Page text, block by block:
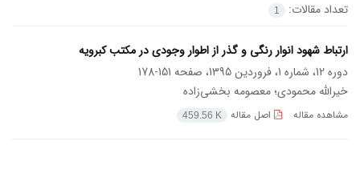
تعداد مقالات:
1
ارتباط شهود انوار رنگی و گذر از اطوار وجودی در مکتب کبرویه
دوره 12، شماره 1، فروردین 1395، صفحه
151-178
خیرالله محمودی؛ معصومه بخشی‌زاده
مشاهده مقاله اصل مقاله 459.56 K